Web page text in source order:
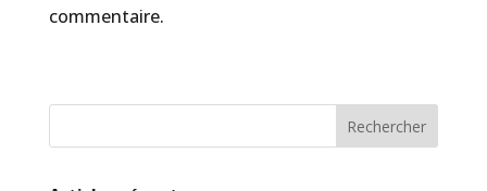
commentaire.
Rechercher